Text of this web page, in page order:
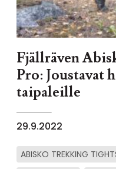
Fjällräven
Pro: Joustavat
taipaleille
29.9.2022
ABISKO TREKKING